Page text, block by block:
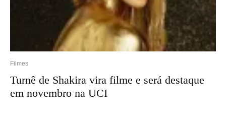
Filmes
Turnê de Shakira vira filme e será destaque
em novembro na UCI